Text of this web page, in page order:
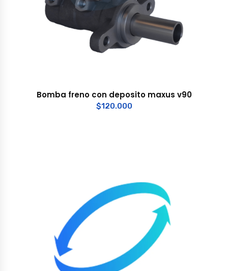
Bomba freno con deposito maxus v90
$120.000